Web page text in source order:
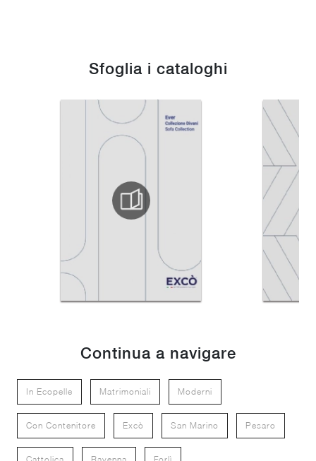
Sfoglia i cataloghi
Continua a navigare
In Ecopelle Matrimoniali Moderni
Con Contenitore Excò San Marino Pesaro
Cattolica Ravenna Forlì